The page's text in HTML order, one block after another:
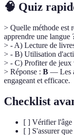
🧠 Quiz
> Quelle méthode est
apprendre une langue
> - A) Lecture de
> - B) Utilisation
> - C) Profiter de jeux
> Réponse : B — Les
engageant et efficace.
Checklist
[ ] Vérifier l'âge
[ ] S'assurer